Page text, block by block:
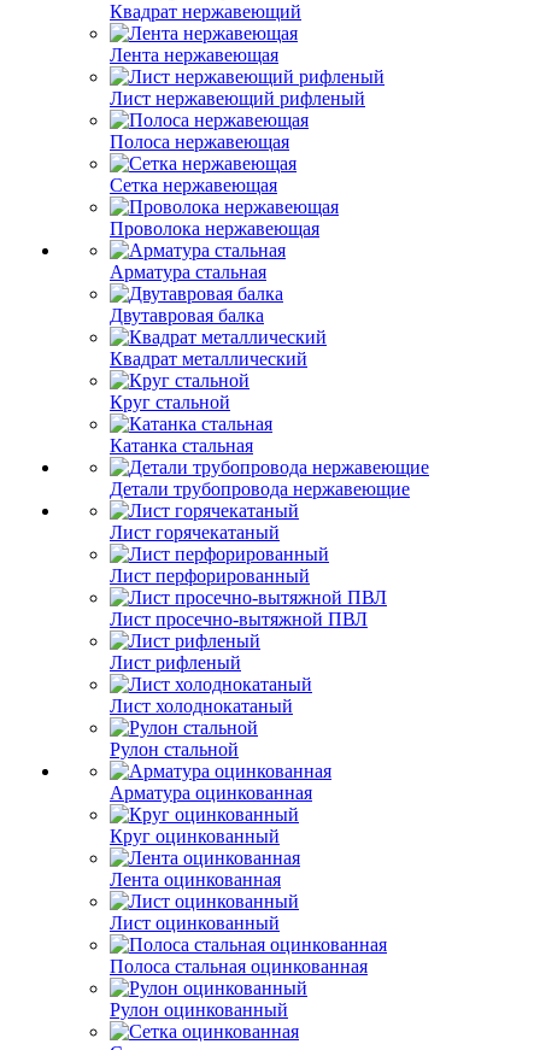
Квадрат нержавеющий
Лента нержавеющая
Лист нержавеющий рифленый
Полоса нержавеющая
Сетка нержавеющая
Проволока нержавеющая
Арматура стальная
Двутавровая балка
Квадрат металлический
Круг стальной
Катанка стальная
Детали трубопровода нержавеющие
Лист горячекатаный
Лист перфорированный
Лист просечно-вытяжной ПВЛ
Лист рифленый
Лист холоднокатаный
Рулон стальной
Арматура оцинкованная
Круг оцинкованный
Лента оцинкованная
Лист оцинкованный
Полоса стальная оцинкованная
Рулон оцинкованный